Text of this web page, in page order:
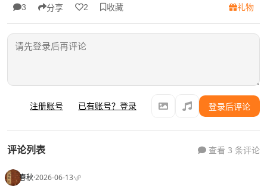
3 分享 2 收藏 礼物
注册账号 已有账号？登录 登录后评论
评论列表 查看 3 条评论
春秋·2026-06-13·